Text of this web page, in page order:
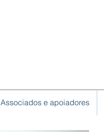
Associados e apoiadores